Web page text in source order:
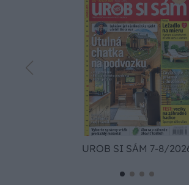
UROB SI SÁM 7-8/